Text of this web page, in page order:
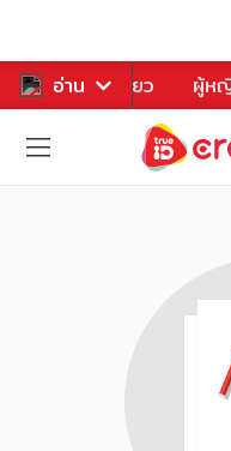
อ่าน
หาร ท่องเที่ยว ผู้ห